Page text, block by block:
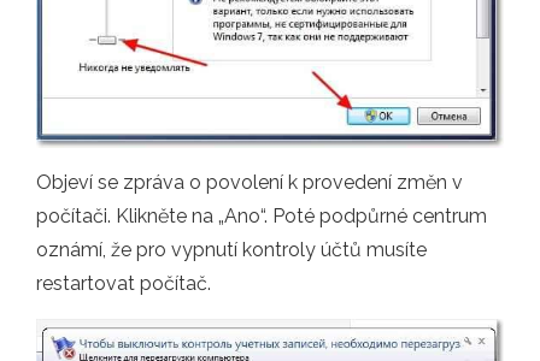
Objeví se zpráva o povolení k provedení změn v
počítači. Klikněte na „Ano“. Poté podpůrné centrum
oznámí, že pro vypnutí kontroly účtů musíte
restartovat počítač.